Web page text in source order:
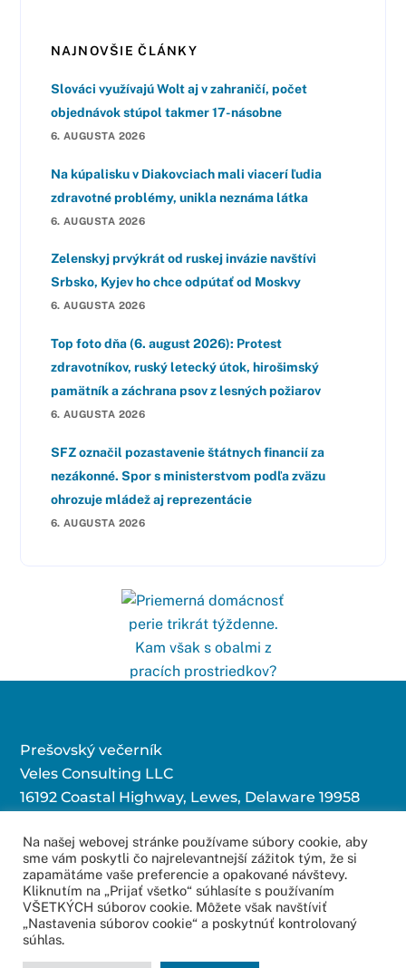
NAJNOVŠIE ČLÁNKY
Slováci využívajú Wolt aj v zahraničí, počet
objednávok stúpol takmer 17-násobne
6. AUGUSTA 2026
Na kúpalisku v Diakovciach mali viacerí ľudia
zdravotné problémy, unikla neznáma látka
6. AUGUSTA 2026
Zelenskyj prvýkrát od ruskej invázie navštívi
Srbsko, Kyjev ho chce odpútať od Moskvy
6. AUGUSTA 2026
Top foto dňa (6. august 2026): Protest
zdravotníkov, ruský letecký útok, hirošimský
pamätník a záchrana psov z lesných požiarov
6. AUGUSTA 2026
SFZ označil pozastavenie štátnych financií za
nezákonné. Spor s ministerstvom podľa zväzu
ohrozuje mládež aj reprezentácie
6. AUGUSTA 2026
Prešovský večerník
Veles Consulting LLC
16192 Coastal Highway, Lewes, Delaware 19958
Kontaktujte nás:
redakcia@povecernik.sk
Na našej webovej stránke používame súbory cookie, aby
sme vám poskytli čo najrelevantnejší zážitok tým, že si
zapamätáme vaše preferencie a opakované návštevy.
Kliknutím na „Prijať všetko“ súhlasíte s používaním
VŠETKÝCH súborov cookie. Môžete však navštíviť
„Nastavenia súborov cookie“ a poskytnúť kontrolovaný
súhlas.